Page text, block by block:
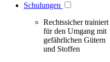
Schulungen
Rechtssicher trainiert
für den Umgang mit
gefährlichen Gütern
und Stoffen